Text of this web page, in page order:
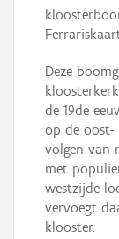
Deze
de 19de
op de oost-
volgen van
met
westzijde
vervoegt
klooster.